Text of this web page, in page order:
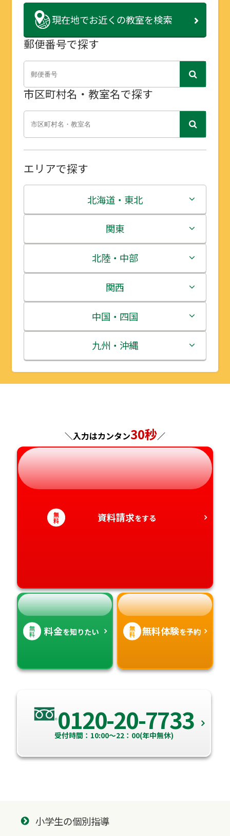
現在地でお近くの教室を検索
郵便番号で探す
市区町村名・教室名で探す
エリアで探す
北海道・東北
北海道
青森県
岩手県
宮城県
秋田県
山形県
関東
茨城県
栃木県
群馬県
埼玉県
千葉県
神奈川県
北陸・中部
新潟県
富山県
石川県
福井県
長野県
岐阜県
静岡県
愛知県
関西
三重県
滋賀県
京都府
兵庫県
奈良県
和歌山県
中国・四国
鳥取県
島根県
広島県
山口県
徳島県
香川県
九州・沖縄
福岡県
長崎県
熊本県
大分県
宮崎県
＼入力はカンタン30秒／
無
料 資料請求をする
無
料 料金を知りたい 無
料 無料体験を予約
0120-20-7733
受付時間：10:00～22：00(年中無休)
小学生の個別指導